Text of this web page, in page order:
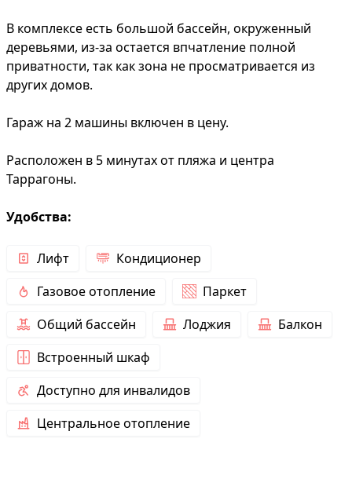
В комплексе есть большой бассейн, окруженный
деревьями, из-за остается впчатление полной
приватности, так как зона не просматривается из
других домов.
Гараж на 2 машины включен в цену.
Расположен в 5 минутах от пляжа и центра
Таррагоны.
Удобства:
Лифт
Кондиционер
Газовое отопление
Паркет
Общий бассейн
Лоджия
Балкон
Встроенный шкаф
Доступно для инвалидов
Центральное отопление